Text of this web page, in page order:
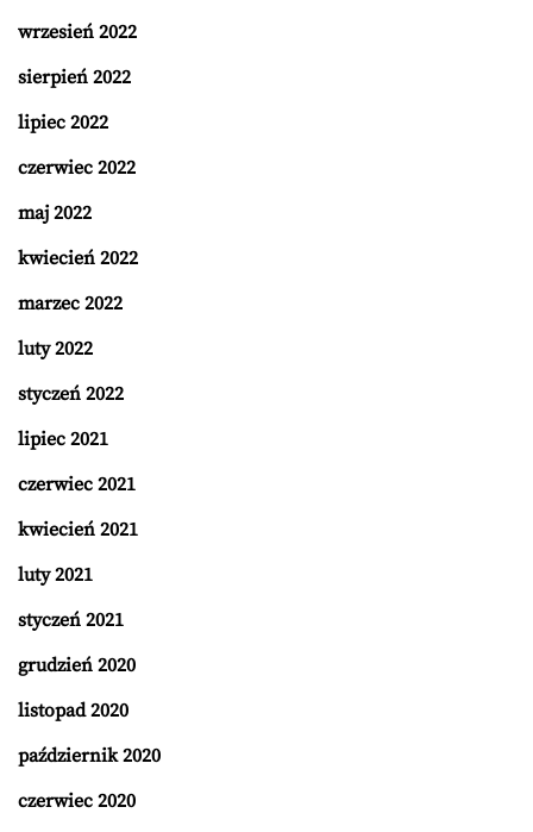
wrzesień 2022
sierpień 2022
lipiec 2022
czerwiec 2022
maj 2022
kwiecień 2022
marzec 2022
luty 2022
styczeń 2022
lipiec 2021
czerwiec 2021
kwiecień 2021
luty 2021
styczeń 2021
grudzień 2020
listopad 2020
październik 2020
czerwiec 2020